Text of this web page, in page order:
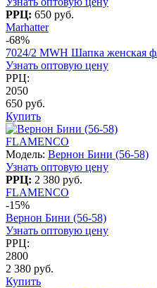
РРЦ: 650 руб.
Marhatter
-68%
7024/2 MWH Шапка женская
Узнать оптовую цену
РРЦ:
2050
650 руб.
Купить
FLAMENCO
Модель: Вернон Бини (56-58)
Узнать оптовую цену
РРЦ: 2 380 руб.
FLAMENCO
-15%
Вернон Бини (56-58)
Узнать оптовую цену
РРЦ:
2800
2 380 руб.
Купить